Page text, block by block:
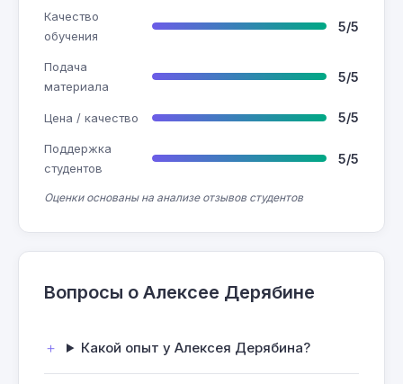
Качество
обучения
5/5
Подача
материала
5/5
Цена / качество 5/5
Поддержка
студентов
5/5
Оценки основаны на анализе отзывов студентов
Вопросы о Алексее Дерябине
Какой опыт у Алексея Дерябина?